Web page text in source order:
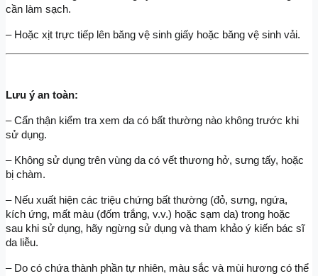
cần làm sạch.
– Hoặc xịt trực tiếp lên băng vệ sinh giấy hoặc băng vệ sinh vải.
Lưu ý an toàn:
– Cẩn thận kiểm tra xem da có bất thường nào không trước khi
sử dụng.
– Không sử dụng trên vùng da có vết thương hở, sưng tấy, hoặc
bị chàm.
– Nếu xuất hiện các triệu chứng bất thường (đỏ, sưng, ngứa,
kích ứng, mất màu (đốm trắng, v.v.) hoặc sạm da) trong hoặc
sau khi sử dụng, hãy ngừng sử dụng và tham khảo ý kiến bác sĩ
da liễu.
– Do có chứa thành phần tự nhiên, màu sắc và mùi hương có thể